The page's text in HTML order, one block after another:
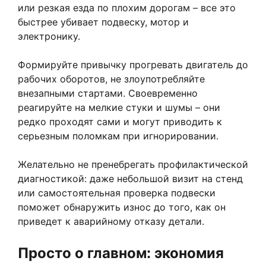
или резкая езда по плохим дорогам – все это
быстрее убивает подвеску, мотор и
электронику.
Формируйте привычку прогревать двигатель до
рабочих оборотов, не злоупотребляйте
внезапными стартами. Своевременно
реагируйте на мелкие стуки и шумы – они
редко проходят сами и могут приводить к
серьезным поломкам при игнорировании.
Желательно не пренебрегать профилактической
диагностикой: даже небольшой визит на стенд
или самостоятельная проверка подвески
поможет обнаружить износ до того, как он
приведет к аварийному отказу детали.
Просто о главном: экономия